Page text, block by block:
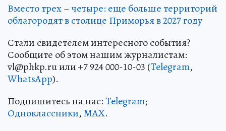
Вместо трех – четыре: еще больше территорий
облагородят в столице Приморья в 2027 году
Стали свидетелем интересного события?
Сообщите об этом нашим журналистам:
vl@phkp.ru или +7 924 000-10-03 (Telegram,
WhatsApp).
Подпишитесь на нас:Telegram;
Одноклассники,MAX.